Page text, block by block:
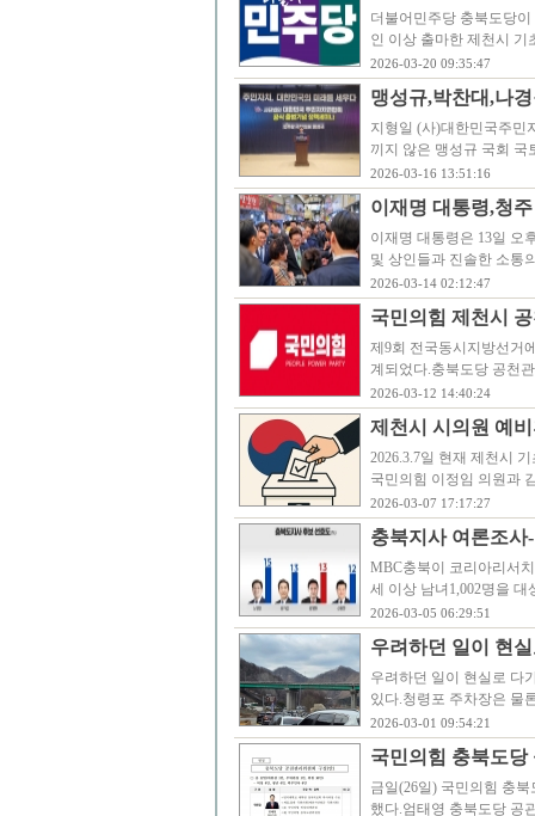
더불어민주당 충북도당
인 이상 출마한 제천시
2026-03-20 09:35:47
맹성규,박찬대,나
지형일 (사)대한민국주민
끼지 않은 맹성규 국회
2026-03-16 13:51:16
이재명 대통령,청
이재명 대통령은 13일 오
및 상인들과 진솔한 소통
2026-03-14 02:12:47
국민의힘 제천시
제9회 전국동시지방선거
계되었다.충북도당 공천
2026-03-12 14:40:24
제천시 시의원 예
2026.3.7일 현재 제천시
국민의힘 이정임 의원과
2026-03-07 17:17:27
충북지사 여론조
MBC충북이 코리아리서
세 이상 남녀1,002명을
2026-03-05 06:29:51
우려하던 일이 현
우려하던 일이 현실로 다
있다.청령포 주차장은 물
2026-03-01 09:54:21
국민의힘 충북도당
금일(26일) 국민의힘 충
했다.엄태영 충북도당 공